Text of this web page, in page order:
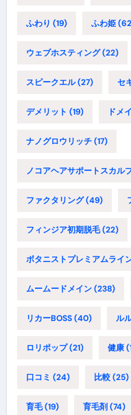
ふわり (19) ふわ姫
ウェブホスティング(22)
スピークエル(27) セ
デメリット (19) ドメ
ナノグロウリッチ(17)
ノコアヘアサポートスカル
ファクタリング(49)
フィンジア初期脱毛(22)
ボタニストプレミアムライ
ムームードメイン(238)
リカーBOSS(40) ル
ロリポップ(21) 健康
口コミ (24) 比較(25)
育毛(19) 育毛剤(74)